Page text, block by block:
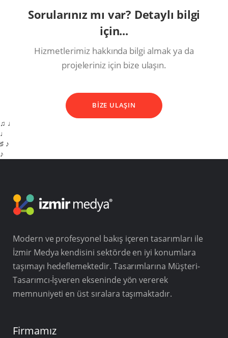
Sorularınız mı var? Detaylı bilgi
için...
Hizmetlerimiz hakkında bilgi almak ya da
projeleriniz için bize ulaşın.
BİZE ULAŞIN
♫ ♩
♩
♯ ♪
♪
Modern ve profesyonel bakış içeren tasarımları ile
İzmir Medya kendisini sektörde en iyi konumlara
taşımayı hedeflemektedir. Tasarımlarına Müşteri-
Tasarımcı-İşveren ekseninde yön vererek
memnuniyeti en üst sıralara taşımaktadır.
Firmamız